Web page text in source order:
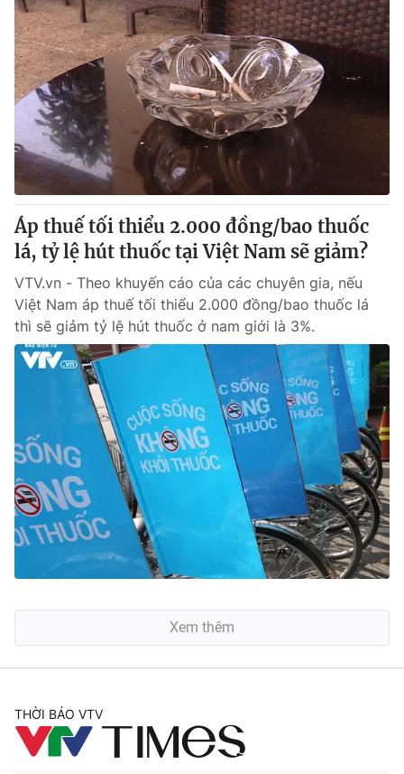
Áp thuế tối thiểu 2.000 đồng/bao thuốc
lá, tỷ lệ hút thuốc tại Việt Nam sẽ giảm?
VTV.vn - Theo khuyến cáo của các chuyên gia, nếu
Việt Nam áp thuế tối thiểu 2.000 đồng/bao thuốc lá
thì sẽ giảm tỷ lệ hút thuốc ở nam giới là 3%.
Xem thêm
THỜI BÁO VTV